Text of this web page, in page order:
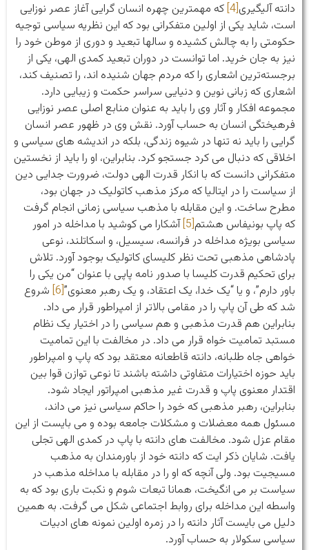
دانته آلیگیری[4]
که مهمترین چهره انسان گرایی آغاز عصر نوزایی
است، شاید یکی از اولین متفکرانی بود که این نظریه سیاسی توجیه
حکومتی را به چالش کشیده و سالها تبعید و دوری از موطن خود را
نیز به جان خرید. اما توانست در دوران تبعید کمدی الهی، یکی از
برجسته‌ترین اشعاری را که مردم جهان شنیده اند، را تصنیف کند،
اشعاری که زبانی نوین و دنیایی سراسر حکمت و زیبایی دارد.
مجموعه افکار و آثار وی را باید به عنوان منابع اصلی عصر نوزایی
فرهیختگی انسان به حساب آورد. نقش وی در ظهور عصر انسان
گرایی را باید نه تنها در شیوه زندگی، بلکه در اندیشه های سیاسی و
اخلاقی که دنبال می کرد جستجو کرد. بنابراین، او را باید از نخستین
متفکرانی دانست که با انکار قدرت الهی دولت، ضرورت جدایی دین
از سیاست را در ایتالیا که مرکز مذهب کاتولیک در جهان بود،
مطرح ساخت. و این مقابله با مذهب سیاسی زمانی انجام گرفت
که پاپ بونیفاس هشتم[5]
آشکارا می کوشید با مداخله در امور
سیاسی بویژه مداخله در فرانسه، سیسیل، و اسکاتلند، نوعی
پادشاهی مذهبی تحت نظر کلیسای کاتولیک بوجود آورد. تلاش
برای تحکیم قدرت کلیسا با صدور نامه پاپی با عنوان “من یکی را
باور دارم”، و یا “یک خدا، یک اعتقاد، و یک رهبر معنوی”[6]
شروع
شد که طی آن پاپ را در مقامی بالاتر از امپراطور قرار می داد.
بنابراین هم قدرت مذهبی و هم سیاسی را در اختیار یک نظام
مستبد تمامیت خواه قرار می داد. در مخالفت با این تمامیت
خواهی جاه طلبانه، دانته قاطعانه معتقد بود كه پاپ و امپراطور
باید حوزه اختیارات متفاوتی داشته باشند تا نوعی توازن قوا بین
اقتدار معنوی پاپ و قدرت غیر مذهبی امپراتور ایجاد شود.
بنابراین، رهبر مذهبی که خود را حاکم سیاسی نیز می داند،
مسئول همه معضلات و مشکلات جامعه بوده و می بایست از این
مقام عزل شود. مخالفت های دانته با پاپ در کمدی الهی تجلی
یافت. شایان ذکر ایت که دانته خود از باورمندان به مذهب
مسیجیت بود. ولی آنچه که او را در مقابله با مداخله مذهب در
سیاست بر می انگیخت، همانا تبعات شوم و نکبت باری بود که به
واسطه این مداخله برای روابط اجتماعی شکل می گرفت. به همین
دلیل می بایست آثار دانته را در زمره اولین نمونه های ادبیات
سیاسی سکولار به حساب آورد.